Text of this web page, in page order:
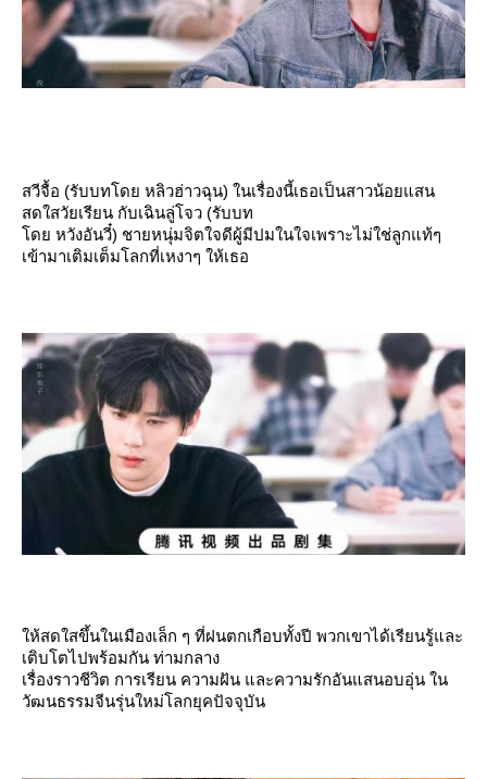
สวีจื้อ (รับบทโดย หลิวฮ่าวฉุน) ในเรื่องนี้เธอเป็นสาวน้อยแสน
สดใสวัยเรียน กับเฉินลู่โจว (รับบท
ดย หวังอันวี๋) ชายหนุ่มจิตใจดีผู้มีปมในใจเพราะไม่ใช่ลูกแท้ๆ
เข้ามาเติมเต็มโลกที่เหงาๆ ให้เธอ
ห้สดใสขึ้นในเมืองเล็ก ๆ ที่ฝนตกเกือบทั้งปี พวกเขาได้เรียนรู้และ
เติบโตไปพร้อมกัน ท่ามกลาง
เรื่องราวชีวิต การเรียน ความฝัน และความรักอันแสนอบอุ่น ใน
วัฒนธรรมจีนรุ่นใหม่โลกยุคปัจจุบัน